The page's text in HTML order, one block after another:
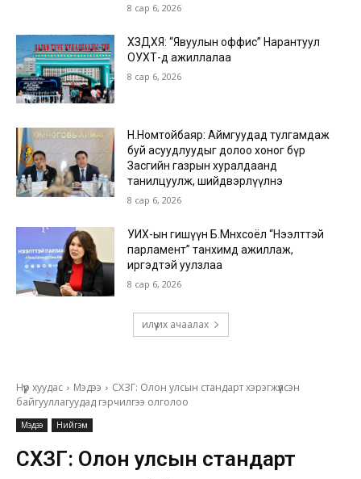
8 сар 6, 2026
ХЗДХЯ: “Явуулын оффис” Нарантуул
ОУХТ-д ажиллалаа
8 сар 6, 2026
Н.Номтойбаяр: Аймгуудад тулгамдаж
буй асуудлуудыг долоо хоног бүр
Засгийн газрын хуралдаанд
танилцуулж, шийдвэрлүүлнэ
8 сар 6, 2026
УИХ-ын гишүүн Б.Мөнхсоёл “Нээлттэй
парламент” танхимд ажиллаж,
иргэдтэй уулзлаа
8 сар 6, 2026
илүү их ачаалах